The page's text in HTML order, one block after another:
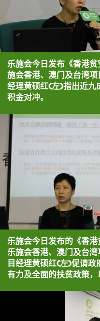
乐施会今日发布《香港
施会香港、澳门及台湾
经理黄硕红(左)指出近九
积金对冲。
乐施会今日发布的《香港
乐施会香港、澳门及台
目经理黄硕红(左)促请
有力及全面的扶贫政策，